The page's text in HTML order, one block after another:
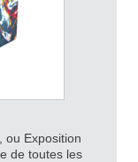
ou Exposition
de toutes les